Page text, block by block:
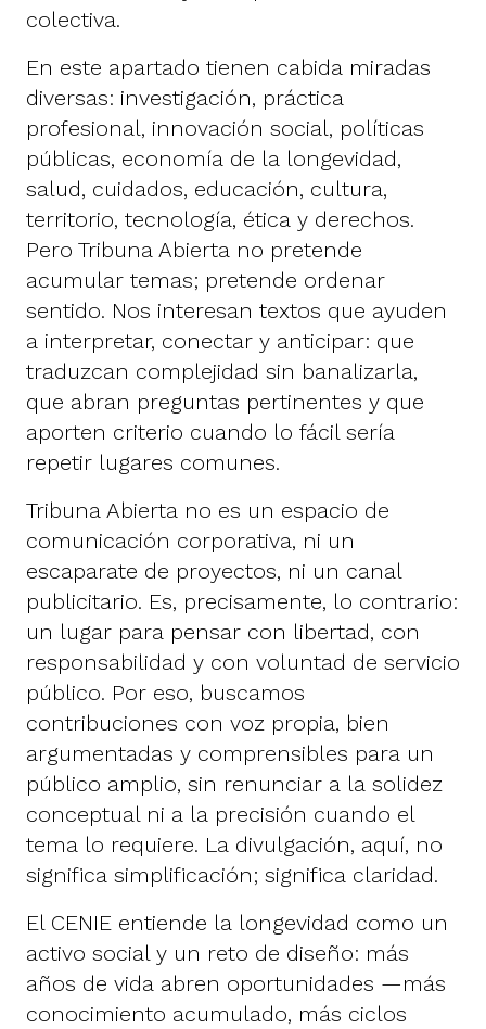
colectiva.
En este apartado tienen cabida miradas
diversas: investigación, práctica
profesional, innovación social, políticas
públicas, economía de la longevidad,
salud, cuidados, educación, cultura,
territorio, tecnología, ética y derechos.
Pero Tribuna Abierta no pretende
acumular temas; pretende ordenar
sentido. Nos interesan textos que ayuden
a interpretar, conectar y anticipar: que
traduzcan complejidad sin banalizarla,
que abran preguntas pertinentes y que
aporten criterio cuando lo fácil sería
repetir lugares comunes.
Tribuna Abierta no es un espacio de
comunicación corporativa, ni un
escaparate de proyectos, ni un canal
publicitario. Es, precisamente, lo contrario:
un lugar para pensar con libertad, con
responsabilidad y con voluntad de servicio
público. Por eso, buscamos
contribuciones con voz propia, bien
argumentadas y comprensibles para un
público amplio, sin renunciar a la solidez
conceptual ni a la precisión cuando el
tema lo requiere. La divulgación, aquí, no
significa simplificación; significa claridad.
El CENIE entiende la longevidad como un
activo social y un reto de diseño: más
años de vida abren oportunidades —más
conocimiento acumulado, más ciclos